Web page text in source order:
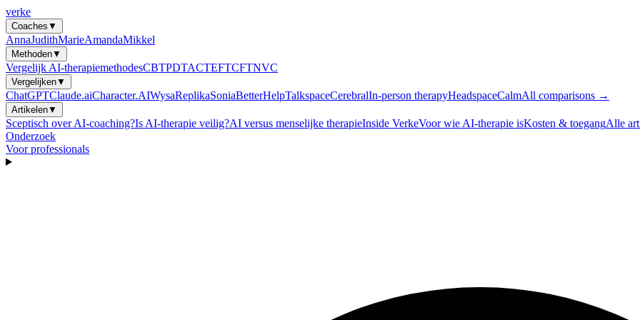
verke
Coaches ▼
AnnaJudithMarieAmandaMikkel
Methoden▼
Vergelijk AI-therapiemethodesCBTPDTACTEFTCFTNVC
Vergelijken▼
ChatGPTClaude.aiCharacter.AIWysaReplikaSoniaBetterHelpTalkspaceCerebralIn-person therapyHeadspaceCalmAll comparisons →
Artikelen▼
Sceptisch over AI-coaching?Is AI-therapie veilig?AI versus menselijke therapieInside VerkeVoor wie AI-therapie isKosten & toegangAlle
Onderzoek
Voor professionals